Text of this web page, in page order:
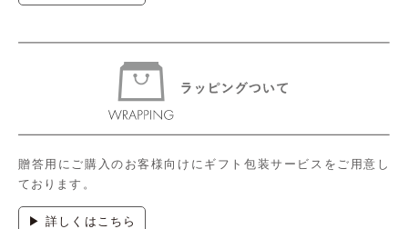
贈答用にご購入のお客様向けにギフト包装サービスをご用意し
ております。
▶ 詳しくはこちら